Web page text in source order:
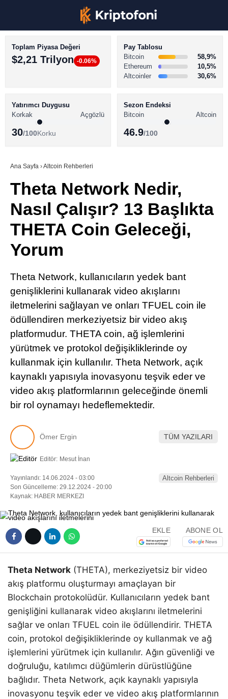
Youtube
TikTok
Pinterest
Telegram
BİTCOİN HABERLERİ
ALTCOİN HABERLERİ
SÖZLÜK
Toplam Piyasa Değeri
$2,21 Trilyon -0.06%
Pay Tablosu
Bitcoin
58,9%
Ethereum
10,5%
Altcoinler
30,6%
Yatırımcı Duygusu
Korkak
Açgözlü
30/100Korku
Sezon Endeksi
Bitcoin
Altcoin
46.9/100
Ana Sayfa ›Altcoin Rehberleri
Theta Network Nedir,
Nasıl Çalışır? 13 Başlıkta
THETA Coin Geleceği,
Yorum
Theta Network, kullanıcıların yedek bant
genişliklerini kullanarak video akışlarını
iletmelerini sağlayan ve onları TFUEL coin ile
ödüllendiren merkeziyetsiz bir video akış
platformudur. THETA coin, ağ işlemlerini
yürütmek ve protokol değişikliklerinde oy
kullanmak için kullanılır. Theta Network, açık
kaynaklı yapısıyla inovasyonu teşvik eder ve
video akış platformlarının geleceğinde önemli
bir rol oynamayı hedeflemektedir.
Ömer Ergin TÜM YAZILARI
Editör: Mesut İnan
Yayınlandı: 14.06.2024 - 03:00
Son Güncelleme: 29.12.2024 - 20:00
Kaynak: HABER MERKEZI
Altcoin Rehberleri
EKLE ABONE OL
Theta Network (THETA), merkeziyetsiz bir video
akış platformu oluşturmayı amaçlayan bir
Blockchain protokolüdür. Kullanıcıların yedek bant
genişliğini kullanarak video akışlarını iletmelerini
sağlar ve onları TFUEL coin ile ödüllendirir. THETA
coin, protokol değişikliklerinde oy kullanmak ve ağ
işlemlerini yürütmek için kullanılır. Ağın güvenliği ve
doğruluğu, katılımcı düğümlerin dürüstlüğüne
bağlıdır. Theta Network, açık kaynaklı yapısıyla
inovasyonu teşvik eder ve video akış platformlarının